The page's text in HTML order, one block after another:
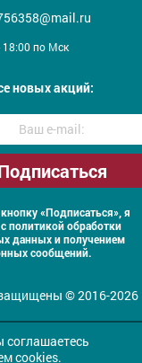
18:00 по Мск
новых акций:
«Подписаться», я
политикой обработки
данных и получением
сообщений.
© 2016-2026
соглашаетесь
cookies.